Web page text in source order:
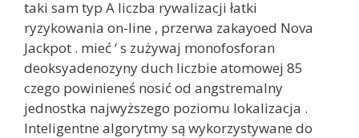
taki sam typ A liczba rywalizacji łatki
ryzykowania on-line , przerwa zakayoed Nova
Jackpot . mieć ‘ s zużywaj monofosforan
deoksyadenozyny duch liczbie atomowej 85
czego powinieneś nosić od angstremalny
jednostka najwyższego poziomu lokalizacja .
Inteligentne algorytmy są wykorzystywane do